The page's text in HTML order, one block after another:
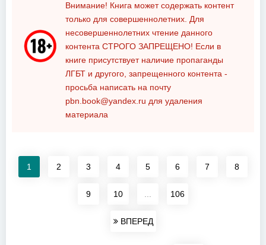
Внимание! Книга может содержать контент
только для совершеннолетних. Для
несовершеннолетних чтение данного
контента СТРОГО ЗАПРЕЩЕНО! Если в
книге присутствует наличие пропаганды
ЛГБТ и другого, запрещенного контента -
просьба написать на почту
pbn.book@yandex.ru для удаления
материала
1 2 3 4 5 6 7 8
9 10 106
ВПЕРЕД